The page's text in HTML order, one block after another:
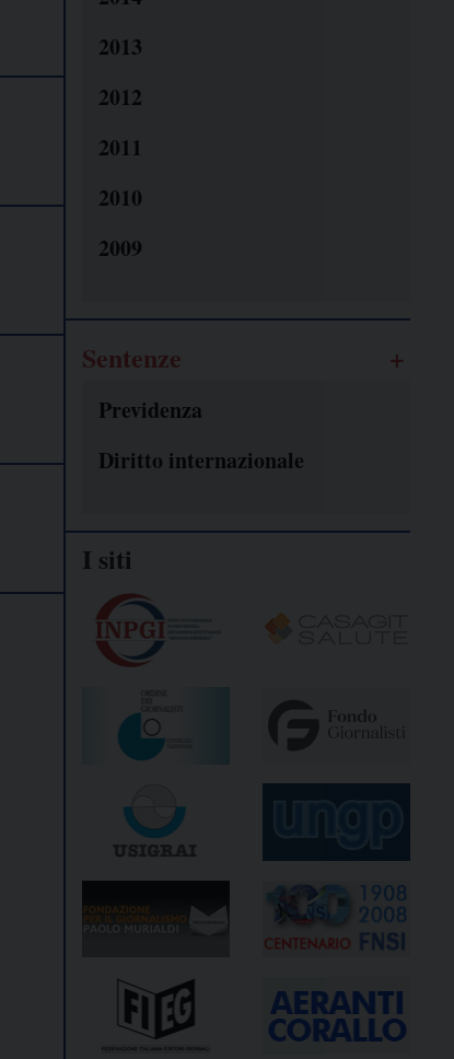
2013
2012
2011
2010
2009
Sentenze
Previdenza
Diritto internazionale
I siti